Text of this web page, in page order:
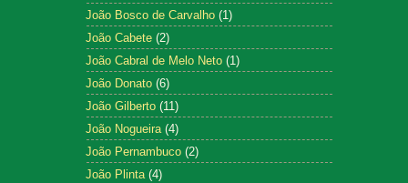
João Bosco de Carvalho (1)
João Cabete (2)
João Cabral de Melo Neto (1)
João Donato (6)
João Gilberto (11)
João Nogueira (4)
João Pernambuco (2)
João Plinta (4)